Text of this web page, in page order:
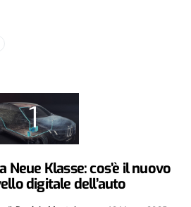
Neue Klasse: cos’è il nuovo
digitale dell’auto